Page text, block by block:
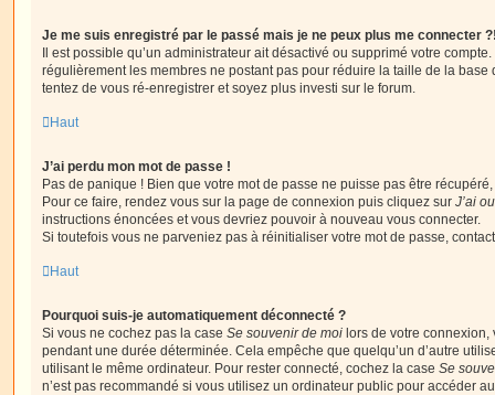
Je me suis enregistré par le passé mais je ne peux plus me connecter
Il est possible qu’un administrateur ait désactivé ou supprimé votre
régulièrement les membres ne postant pas pour réduire la taille de la base
tentez de vous ré-enregistrer et soyez plus investi sur le forum.
Haut
J’ai perdu mon mot de passe !
Pas de panique ! Bien que votre mot de passe ne puisse pas être
Pour ce faire, rendez vous sur la page de connexion puis cliquez sur J’ai
instructions énoncées et vous devriez pouvoir à nouveau vous connecter.
Si toutefois vous ne parveniez pas à réinitialiser votre mot de passe,
Haut
Pourquoi suis-je automatiquement déconnecté ?
Si vous ne cochez pas la case Se souvenir de moi lors de votre
pendant une durée déterminée. Cela empêche que quelqu’un d’autre
utilisant le même ordinateur. Pour rester connecté, cochez la case Se
n’est pas recommandé si vous utilisez un ordinateur public pour accéder